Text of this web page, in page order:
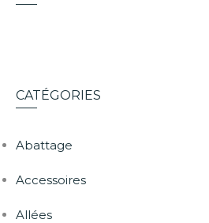
CATÉGORIES
Abattage
Accessoires
Allées